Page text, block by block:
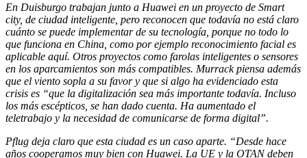
En Duisburgo trabajan junto a Huawei en un proyecto de Smart
city, de ciudad inteligente, pero reconocen que todavía no está claro
cuánto se puede implementar de su tecnología, porque no todo lo
que funciona en China, como por ejemplo reconocimiento facial es
aplicable aquí. Otros proyectos como farolas inteligentes o sensores
en los aparcamientos son más compatibles. Murrack piensa además
que el viento sopla a su favor y que si algo ha evidenciado esta
crisis es “que la digitalización sea más importante todavía. Incluso
los más escépticos, se han dado cuenta. Ha aumentado el
teletrabajo y la necesidad de comunicarse de forma digital”.
Pflug deja claro que esta ciudad es un caso aparte. “Desde hace
años cooperamos muy bien con Huawei. La UE y la OTAN deben